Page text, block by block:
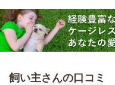
飼い主さんの口コミ